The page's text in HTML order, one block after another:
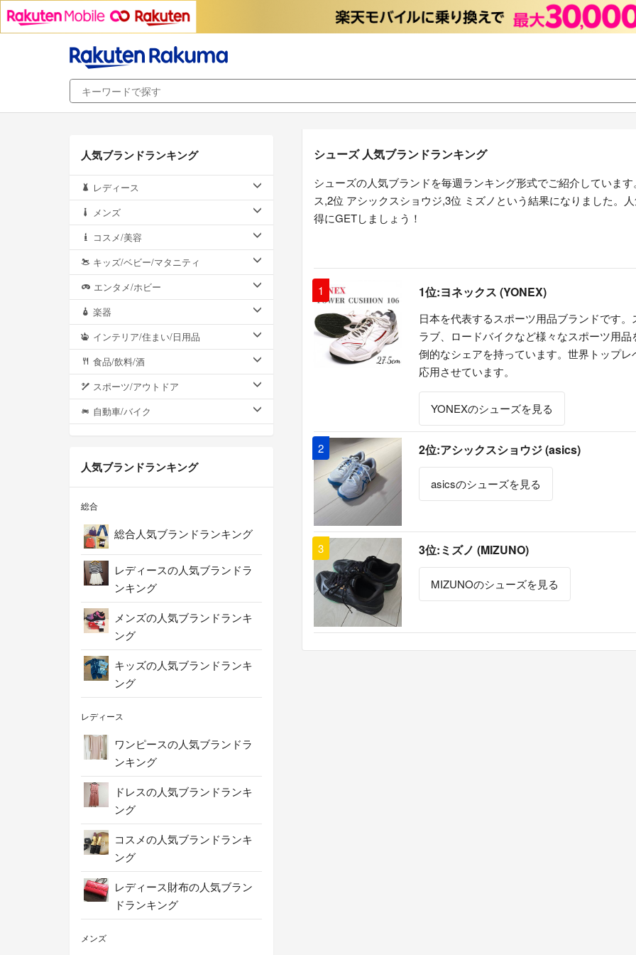
シューズ 人気ブランドランキング
シューズの人気ブランドを毎週ランキング形式でご紹介していま
ス,2位 アシックスショウジ,3位 ミズノという結果になりました。
得にGETしましょう！
1 1位:ヨネックス (YONEX)
日本を代表するスポーツ用品ブランドです
ラブ、ロードバイクなど様々なスポーツ用
倒的なシェアを持っています。世界トップ
応用させています。
YONEXのシューズを見る
2 2位:アシックスショウジ (asics)
asicsのシューズを見る
3 3位:ミズノ (MIZUNO)
MIZUNOのシューズを見る
人気ブランドランキング
レディース
メンズ
コスメ/美容
キッズ/ベビー/マタニティ
エンタメ/ホビー
楽器
インテリア/住まい/日用品
食品/飲料/酒
スポーツ/アウトドア
自動車/バイク
人気ブランドランキング
総合
総合人気ブランドランキング
レディースの人気ブランドラ
ンキング
メンズの人気ブランドランキ
ング
キッズの人気ブランドランキ
ング
レディース
ワンピースの人気ブランドラ
ンキング
ドレスの人気ブランドランキ
ング
コスメの人気ブランドランキ
ング
レディース財布の人気ブラン
ドランキング
メンズ